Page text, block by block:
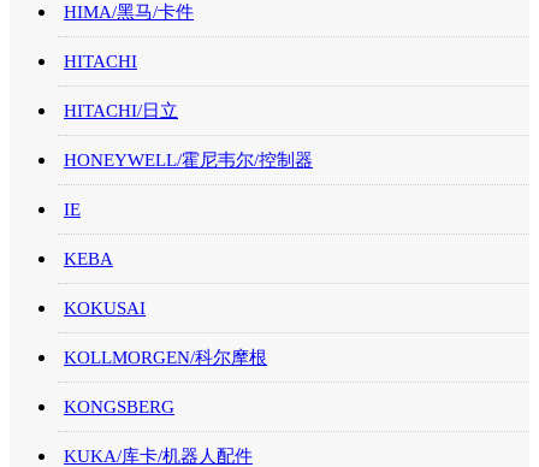
HIMA/黑马/卡件
HITACHI
HITACHI/日立
HONEYWELL/霍尼韦尔/控制器
IE
KEBA
KOKUSAI
KOLLMORGEN/科尔摩根
KONGSBERG
KUKA/库卡/机器人配件